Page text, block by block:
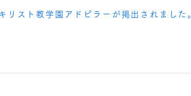
スト教学園アドピラーが掲出されました。